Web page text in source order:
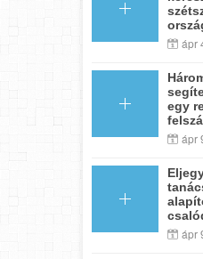
ápr
egy
ápr
ápr